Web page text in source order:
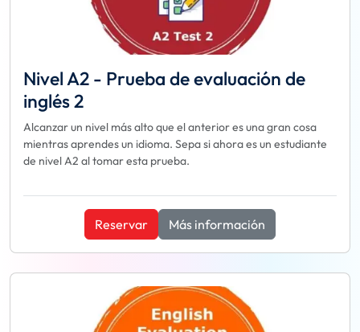
Nivel A2 - Prueba de evaluación de
inglés 2
Alcanzar un nivel más alto que el anterior es una gran cosa
mientras aprendes un idioma. Sepa si ahora es un estudiante
de nivel A2 al tomar esta prueba.
Reservar Más información